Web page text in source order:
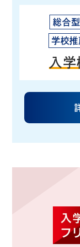
総合
学校
入